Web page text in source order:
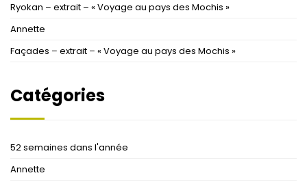
Ryokan – extrait – « Voyage au pays des Mochis »
Annette
Façades – extrait – « Voyage au pays des Mochis »
Catégories
52 semaines dans l'année
Annette